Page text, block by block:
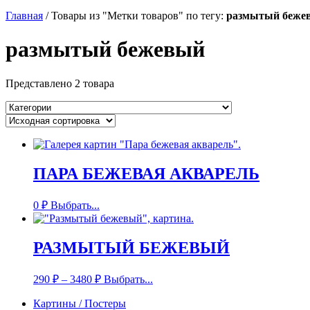
Главная /Товары из "Метки товаров" по тегу: размытый
размытый бежевый
Представлено 2 товара
ПАРА БЕЖЕВАЯ АКВАРЕЛЬ
0 ₽ Выбрать...
РАЗМЫТЫЙ БЕЖЕВЫЙ
290 ₽ – 3480 ₽ Выбрать...
Картины / Постеры